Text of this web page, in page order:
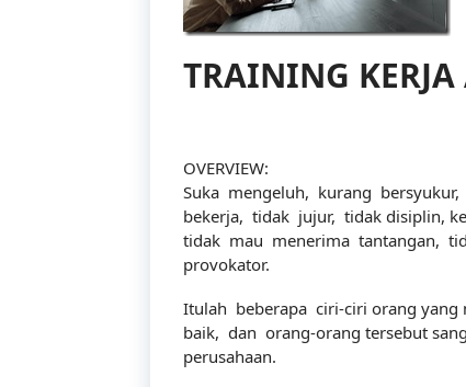
TRAINING
OVERVIEW:
Suka mengeluh, kurang
bekerja, tidak jujur, tidak disiplin,
tidak mau menerima tantangan,
provokator.
Itulah beberapa ciri-ciri orang yang
baik, dan orang-orang tersebut
perusahaan.